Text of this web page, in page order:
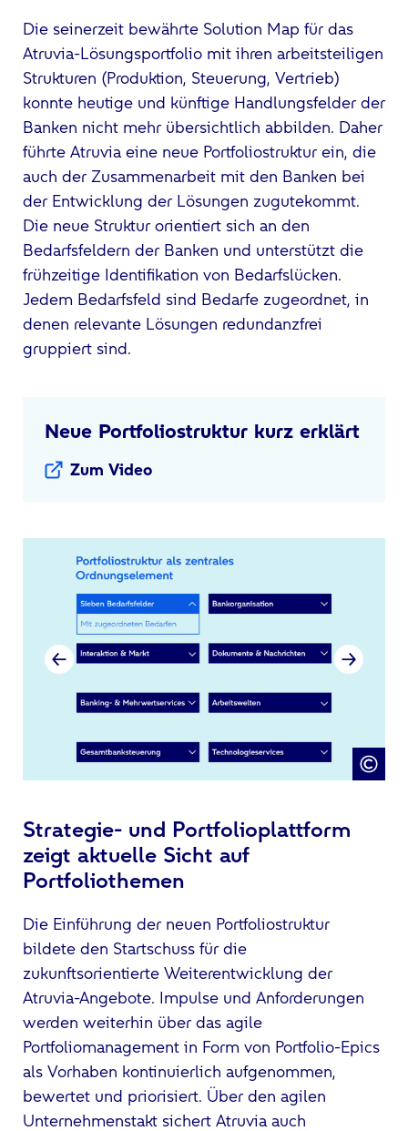
Die seinerzeit bewährte Solution Map für das
Atruvia-Lösungsportfolio mit ihren arbeitsteiligen
Strukturen (Produktion, Steuerung, Vertrieb)
konnte heutige und künftige Handlungsfelder der
Banken nicht mehr übersichtlich abbilden. Daher
führte Atruvia eine neue Portfoliostruktur ein, die
auch der Zusammenarbeit mit den Banken bei
der Entwicklung der Lösungen zugutekommt.
Die neue Struktur orientiert sich an den
Bedarfsfeldern der Banken und unterstützt die
frühzeitige Identifikation von Bedarfslücken.
Jedem Bedarfsfeld sind Bedarfe zugeordnet, in
denen relevante Lösungen redundanzfrei
gruppiert sind.
Neue Portfoliostruktur kurz erklärt
Zum Video
Strategie- und Portfolioplattform
zeigt aktuelle Sicht auf
Portfoliothemen
Die Einführung der neuen Portfoliostruktur
bildete den Startschuss für die
zukunftsorientierte Weiterentwicklung der
Atruvia-Angebote. Impulse und Anforderungen
werden weiterhin über das agile
Portfoliomanagement in Form von Portfolio-Epics
als Vorhaben kontinuierlich aufgenommen,
bewertet und priorisiert. Über den agilen
Unternehmenstakt sichert Atruvia auch